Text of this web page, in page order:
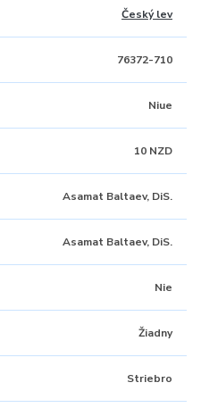
Český lev
76372-710
Niue
10 NZD
Asamat Baltaev, DiS.
Asamat Baltaev, DiS.
Nie
Žiadny
Striebro